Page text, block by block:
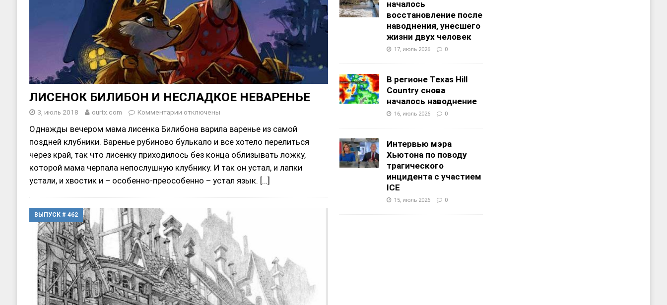
ЛИСЕНОК БИЛИБОН И НЕСЛАДКОЕ НЕВАРЕНЬЕ
3, июль 2018 ourtx.com Комментарии отключены
Однажды вечером мама лисенка Билибона варила варенье из самой
поздней клубники. Варенье рубиново булькало и все хотело перелиться
через край, так что лисенку приходилось без конца облизывать ложку,
которой мама черпала непослушную клубнику. И так он устал, и лапки
устали, и хвостик и – особенно-преособенно – устал язык. […]
ВЫПУСК # 462
началось
восстановление после
наводнения, унесшего
жизни двух человек
17, июль 2026 0
В регионе Texas Hill
Country снова
началось наводнение
16, июль 2026 0
Интервью мэра
Хьютона по поводу
трагического
инцидента с участием
ICE
15, июль 2026 0